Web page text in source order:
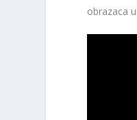
obrazaca